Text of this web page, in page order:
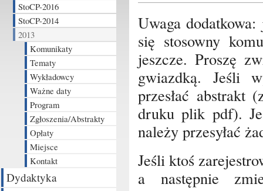
StoCP-2016
StoCP-2014
2013
Komunikaty
Tematy
Wykładowcy
Ważne daty
Program
Zgłoszenia/Abstrakty
Opłaty
Miejsce
Kontakt
Dydaktyka
Uwaga
się stosowny
jeszcze. Proszę
gwiazdką. Jeśli
przesłać abstrakt
druku plik pdf).
należy przesyłać
Jeśli ktoś
a następnie